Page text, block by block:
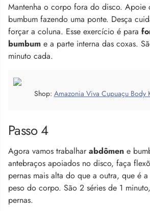
Mantenha o corpo fora do disco. Apoie
bumbum fazendo uma ponte. Desça
forçar a coluna. Esse exercício é para
bumbum e a parte interna das coxas.
minuto cada.
Shop: Amazonia Viva Cupuaçu Body
Passo 4
Agora vamos trabalharabdômen e
antebraços apoiados no disco, faça
pernas mais alta do que a outra, que é
peso do corpo. São 2 séries de 1
pernas.